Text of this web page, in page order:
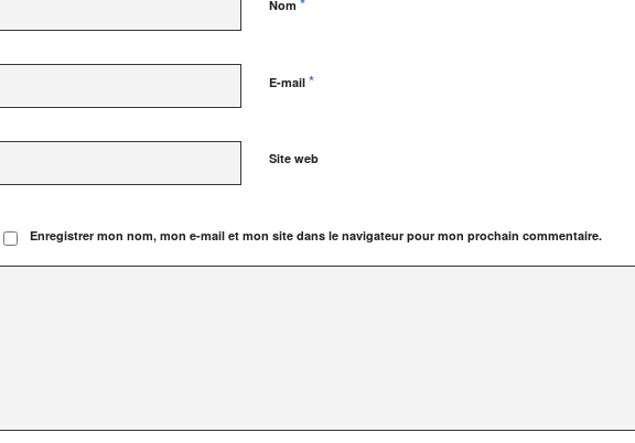
Nom
E-mail *
Site web
Enregistrer mon nom, mon e-mail et mon site dans le navigateur pour mon prochain commentaire.